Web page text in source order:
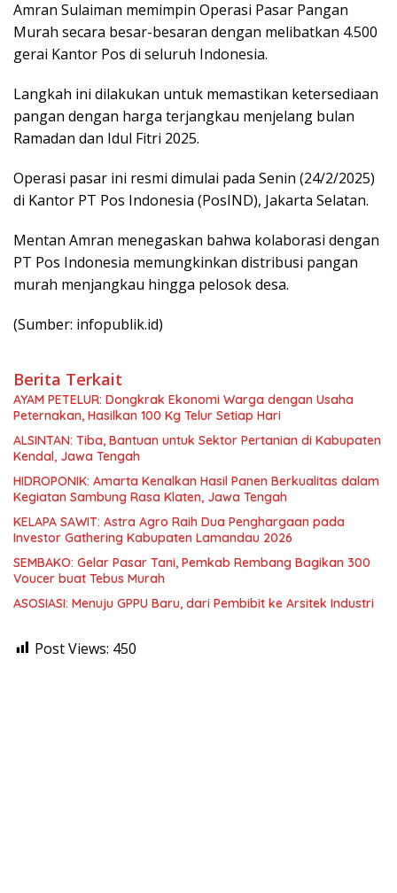
Amran Sulaiman memimpin Operasi Pasar Pangan
Murah secara besar-besaran dengan melibatkan 4.500
gerai Kantor Pos di seluruh Indonesia.
Langkah ini dilakukan untuk memastikan ketersediaan
pangan dengan harga terjangkau menjelang bulan
Ramadan dan Idul Fitri 2025.
Operasi pasar ini resmi dimulai pada Senin (24/2/2025)
di Kantor PT Pos Indonesia (PosIND), Jakarta Selatan.
Mentan Amran menegaskan bahwa kolaborasi dengan
PT Pos Indonesia memungkinkan distribusi pangan
murah menjangkau hingga pelosok desa.
(Sumber: infopublik.id)
Berita Terkait
AYAM PETELUR: Dongkrak Ekonomi Warga dengan Usaha
Peternakan, Hasilkan 100 Kg Telur Setiap Hari
ALSINTAN: Tiba, Bantuan untuk Sektor Pertanian di Kabupaten
Kendal, Jawa Tengah
HIDROPONIK: Amarta Kenalkan Hasil Panen Berkualitas dalam
Kegiatan Sambung Rasa Klaten, Jawa Tengah
KELAPA SAWIT: Astra Agro Raih Dua Penghargaan pada
Investor Gathering Kabupaten Lamandau 2026
SEMBAKO: Gelar Pasar Tani, Pemkab Rembang Bagikan 300
Voucer buat Tebus Murah
ASOSIASI: Menuju GPPU Baru, dari Pembibit ke Arsitek Industri
Post Views: 450